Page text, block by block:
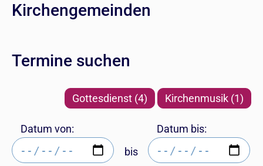
Kirchengemeinden
Termine suchen
Gottesdienst (4) Kirchenmusik (1)
Datum von:
bis
Datum bis: